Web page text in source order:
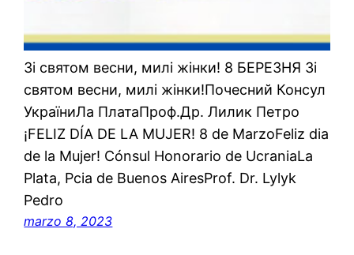
Зі святом весни, милі жінки! 8 БЕРЕЗНЯ Зі
святом весни, милі жінки!Почесний Консул
УкраїниЛа ПлатаПроф.Др. Лилик Петро
¡FELIZ DÍA DE LA MUJER! 8 de MarzoFeliz dia
de la Mujer! Cónsul Honorario de UcraniaLa
Plata, Pcia de Buenos AiresProf. Dr. Lylyk
Pedro
marzo 8, 2023